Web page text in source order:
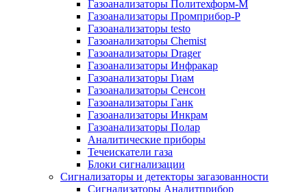
Газоанализаторы Политехформ-М
Газоанализаторы Промприбор-Р
Газоанализаторы testo
Газоанализаторы Chemist
Газоанализаторы Drager
Газоанализаторы Инфракар
Газоанализаторы Гиам
Газоанализаторы Сенсон
Газоанализаторы Ганк
Газоанализаторы Инкрам
Газоанализаторы Полар
Аналитические приборы
Течеискатели газа
Блоки сигнализации
Сигнализаторы и детекторы загазованности
Сигнализаторы Аналитприбор